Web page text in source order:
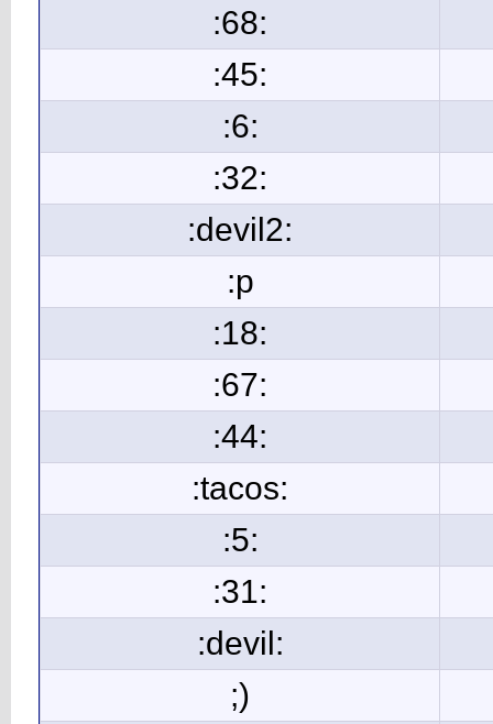
:68:
:45:
:6:
:32:
:devil2:
:p
:18:
:67:
:44:
:tacos:
:5:
:31:
:devil:
;)